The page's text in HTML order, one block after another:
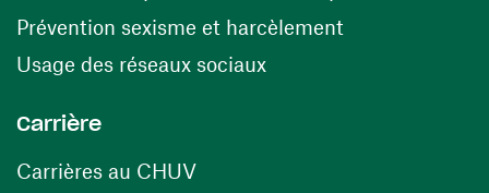
Prévention sexisme et harcèlement
Usage des réseaux sociaux(ouvre une nouvelle
Carrière
Carrières au CHUV(ouvre une nouvelle fenêtre)